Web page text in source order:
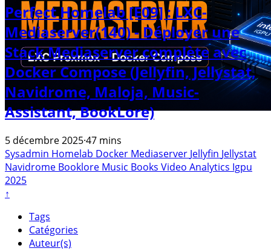
Perfect Homelab [E09] : LXC-
Mediaserver(140) - Déployer une
Stack Mediaserver complète avec
Docker Compose (Jellyfin, Jellystat,
Navidrome, Maloja, Music-
Assistant, BookLore)
5 décembre 2025·47 mins
Sysadmin Homelab Docker Mediaserver Jellyfin Jellystat
Navidrome Booklore Music Books Video Analytics Igpu
2025
↑
Tags
Catégories
Auteur(s)